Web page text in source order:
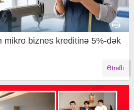
mikro biznes kreditinə 5%-dək
Ətraflı